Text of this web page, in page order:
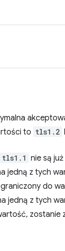
to tls1.2
tls1.1 nie są
jedną z tych
do
jedną z tych
zostanie